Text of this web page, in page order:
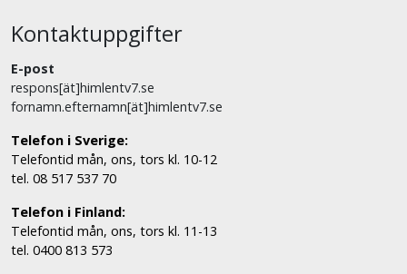
Kontaktuppgifter
E-post
respons[ät]himlentv7.se
fornamn.efternamn[ät]himlentv7.se
Telefon i Sverige:
Telefontid mån, ons, tors kl. 10-12
tel. 08 517 537 70
Telefon i Finland:
Telefontid mån, ons, tors kl. 11-13
tel. 0400 813 573